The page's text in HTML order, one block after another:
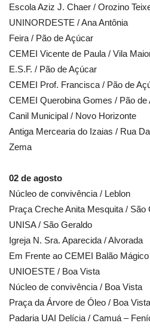
Escola Aziz J. Chaer / Orozino
UNINORDESTE / Ana Antônia
Feira / Pão de Açúcar
CEMEI Vicente de Paula / Vila
E.S.F. / Pão de Açúcar
CEMEI Prof. Francisca / Pão de
CEMEI Querobina Gomes / Pão de
Canil Municipal / Novo Horizonte
Antiga Mercearia do Izaias / Rua
Zema
02 de agosto
Núcleo de convivência / Leblon
Praça Creche Anita Mesquita / São
UNISA / São Geraldo
Igreja N. Sra. Aparecida / Alvorada
Em Frente ao CEMEI Balão
UNIOESTE / Boa Vista
Núcleo de convivência / Boa Vista
Praça da Árvore de Óleo / Boa Vista
Padaria UAI Delícia / Camuá –